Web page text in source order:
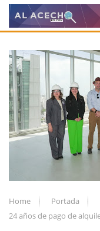
Home Portada
24 años de pago de